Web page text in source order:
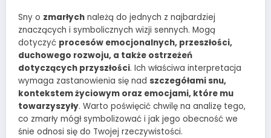
Sny o zmarłych należą do jednych z najbardziej
znaczących i symbolicznych wizji sennych. Mogą
dotyczyć procesów emocjonalnych, przeszłości,
duchowego rozwoju, a także ostrzeżeń
dotyczących przyszłości. Ich właściwa interpretacja
wymaga zastanowienia się nad szczegółami snu,
kontekstem życiowym oraz emocjami, które mu
towarzyszyły. Warto poświęcić chwilę na analizę tego,
co zmarły mógł symbolizować i jak jego obecność we
śnie odnosi się do Twojej rzeczywistości.